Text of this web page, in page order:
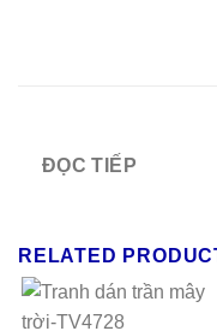
ĐỌC TIẾP
RELATED